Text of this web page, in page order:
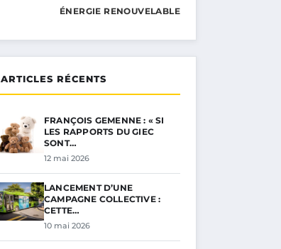
ÉNERGIE RENOUVELABLE
ARTICLES RÉCENTS
FRANÇOIS GEMENNE : « SI
LES RAPPORTS DU GIEC
SONT…
12 mai 2026
LANCEMENT D’UNE
CAMPAGNE COLLECTIVE :
CETTE…
10 mai 2026